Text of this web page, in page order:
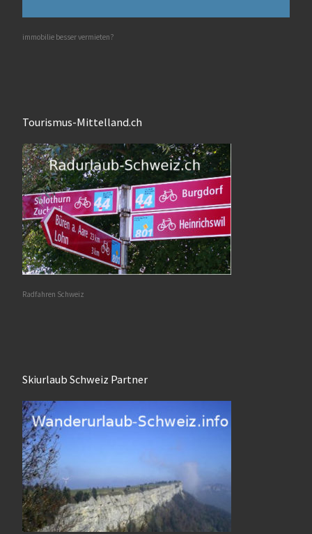
immobilie besser vermieten?
Tourismus-Mittelland.ch
Radfahren Schweiz
Skiurlaub Schweiz Partner